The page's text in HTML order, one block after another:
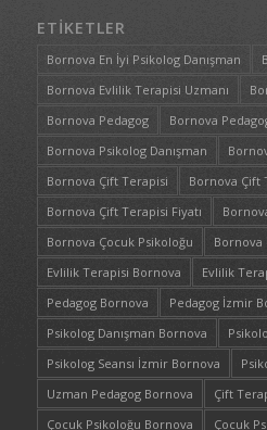
ETIKETLER
Bornova En İyi Psikolog Danışman
Bornova Evlilik Terapisi Uzmanı
Bornova Pedagog
Bornova
Bornova Psikolog Danışman
Bornova Çift Terapisi
Bornova Çift
Bornova Çift Terapisi Fiyatı
Bornova Çocuk Psikoloğu
Bornova
Evlilik Terapisi Bornova
Evlilik
Pedagog Bornova
Pedagog İzmir
Psikolog Danışman Bornova
Psikolog Seansı İzmir Bornova
Uzman Pedagog Bornova
Çift
Çocuk Psikoloğu Bornova
Çocuk